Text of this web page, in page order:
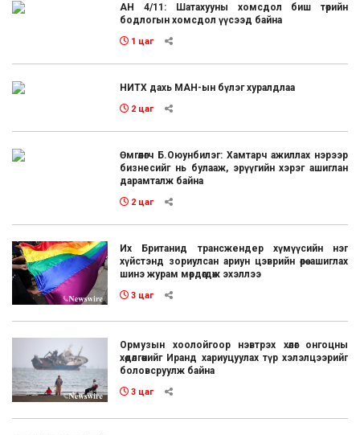
АН 4/11: Шатахууны хомсдол биш төрийн
бодлогын хомсдол үүсээд байна
1 цаг
НИТХ дахь МАН-ын бүлэг хуралдлаа
2 цаг
Өмгөөлөгч Б.Оюунбилэг: Хамтарч ажиллах нэрээр
бизнесийг нь булааж, эрүүгийн хэрэг ашиглан
дарамталж байна
2 цаг
Их Британид трансжендер хүмүүсийн нэг
хүйстэнд зориулсан ариун цэврийн өрөө ашиглах
шинэ журам мөрдөгдөж эхэллээ
3 цаг
Ормузын хоолойгоор нэвтрэх хөлөг онгоцны
хөдөлгөөнийг Иранд хариуцуулах түр хэлэлцээрийг
боловсруулж байна
3 цаг